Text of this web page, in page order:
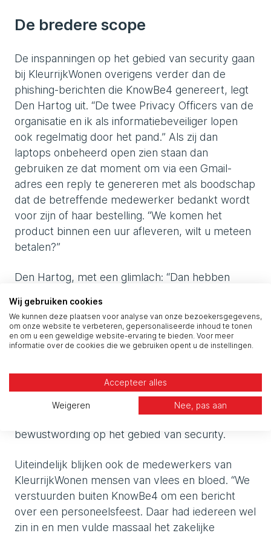
De bredere scope
De inspanningen op het gebied van security gaan
bij KleurrijkWonen overigens verder dan de
phishing-berichten die KnowBe4 genereert, legt
Den Hartog uit. “De twee Privacy Officers van de
organisatie en ik als informatiebeveiliger lopen
ook regelmatig door het pand.” Als zij dan
laptops onbeheerd open zien staan dan
gebruiken ze dat moment om via een Gmail-
adres een reply te genereren met als boodschap
dat de betreffende medewerker bedankt wordt
voor zijn of haar bestelling. “We komen het
product binnen een uur afleveren, wilt u meteen
betalen?”
Den Hartog, met een glimlach: “Dan hebben
dat iemand aan de laptop heeft gezeten. Zeker in
het kader van de AVG- en (volgend jaar) de
NIS2-regelgeving moeten we ook op deze
informatiebeveiliger weet dat een dergelijke actie
los staat van KnowBe4, maar wel hoort bij de
strategie van de organisatie om op een leuke en
niet al te dwingende manier om te gaan met
bewustwording op het gebied van security.
Uiteindelijk blijken ook de medewerkers van
KleurrijkWonen mensen van vlees en bloed. “We
verstuurden buiten KnowBe4 om een bericht
over een personeelsfeest. Daar had iedereen wel
zin in en men vulde massaal het zakelijke
Wij gebruiken cookies
We kunnen deze plaatsen voor analyse van onze bezoekersgegevens,
om onze website te verbeteren, gepersonaliseerde inhoud te tonen
en om u een geweldige website-ervaring te bieden. Voor meer
informatie over de cookies die we gebruiken opent u de instellingen.
Accepteer alles
Weigeren Nee, pas aan